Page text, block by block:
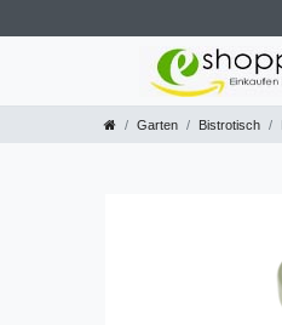
Garten Bistrotisch